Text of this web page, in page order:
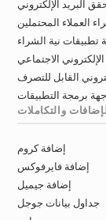
البريد الإلكتروني
العملاء المحتملين
تطبيقات نية الشراء
الاجتماعي
القابل للتصرف
برمجة التطبيقات
والتكاملات
إضافة كروم
إضافة فايرفوكس
إضافة جيميل
جداول بيانات جوجل